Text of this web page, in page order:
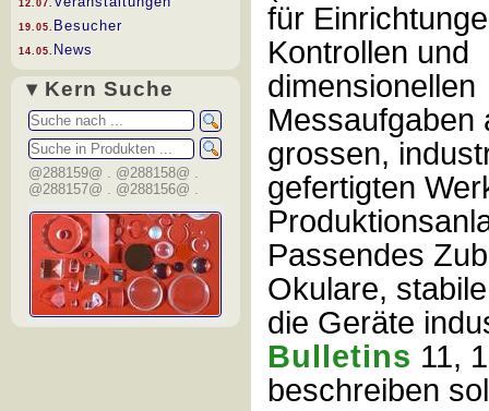
12.07.
19.05. Besucher
14.05. News
▾ Kern Suche
@288159@ . @288158@ .
@288157@ . @288156@ .
für
Kontrollen und
dimensionellen
Messaufgaben
grossen,
gefertigten
Passendes
Okulare,
die Geräte
Bulletins 11,
beschreiben